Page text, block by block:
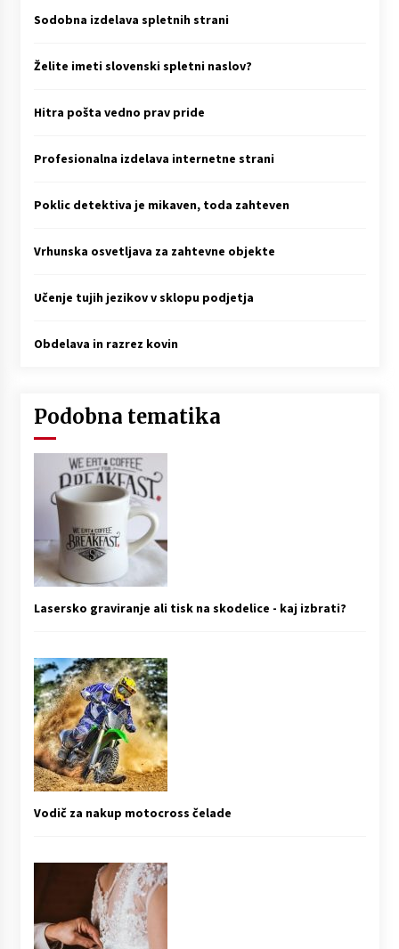
Sodobna izdelava spletnih strani
Želite imeti slovenski spletni naslov?
Hitra pošta vedno prav pride
Profesionalna izdelava internetne strani
Poklic detektiva je mikaven, toda zahteven
Vrhunska osvetljava za zahtevne objekte
Učenje tujih jezikov v sklopu podjetja
Obdelava in razrez kovin
Podobna tematika
Lasersko graviranje ali tisk na skodelice - kaj izbrati?
Vodič za nakup motocross čelade